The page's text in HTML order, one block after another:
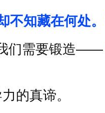
知藏在何处。
们需要锻造——
的真谛。